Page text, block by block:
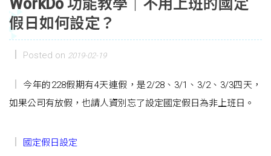
WorkDo 功能教學｜不用上班的國定
假日如何設定？
Posted on 2019-02-19
今年的228假期有4天連假，是2/28、3/1、3/2、3/3四天，
如果公司有放假，也請人資別忘了設定國定假日為非上班日。
國定假日設定